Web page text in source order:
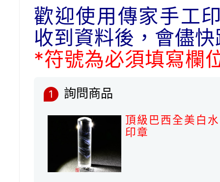
歡迎使用傳家手工
收到資料後，會儘
*符號為必須填寫欄
1 詢問商品
頂級巴西全美白
印章